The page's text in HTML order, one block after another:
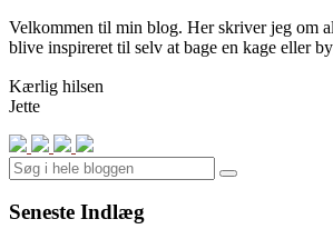
Velkommen til min blog. Her skriver jeg om
blive inspireret til selv at bage en kage eller
Kærlig hilsen
Jette
Search
Seneste Indlæg